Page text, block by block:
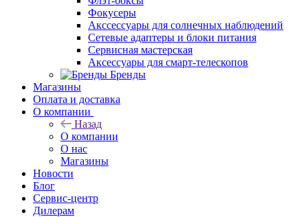
Фокусеры
Акссессуары для солнечных наблюдений
Сетевые адаптеры и блоки питания
Сервисная мастерская
Аксессуары для смарт-телескопов
Бренды
Магазины
Оплата и доставка
О компании
Назад
О компании
О нас
Магазины
Новости
Блог
Сервис-центр
Дилерам